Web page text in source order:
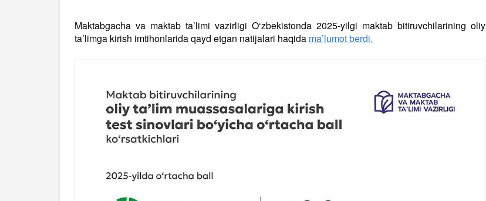
Maktabgacha va maktab ta’limi vazirligi O‘zbekistonda 2025-yilgi maktab bitiruvchilarining oliy
ta’limga kirish imtihonlarida qayd etgan natijalari haqida ma’lumot berdi.